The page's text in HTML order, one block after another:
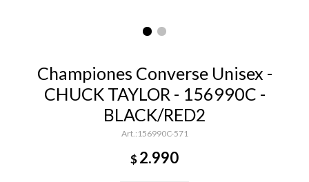
Championes Converse Unisex -
CHUCK TAYLOR - 156990C -
BLACK/RED2
156990C-571
$2.990